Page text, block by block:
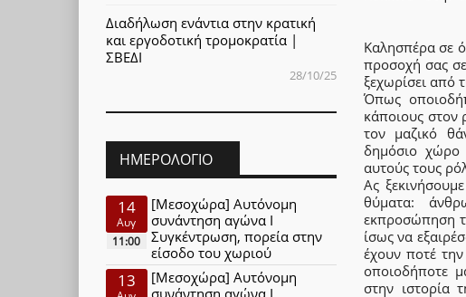
Καλησπέρα σε
προσοχή σας
ξεχωρίσει από
Όπως
κάποιους στον
τον μαζικό
δημόσιο χώρο
αυτούς τους
Ας
θύματα:
εκπροσώπηση
ίσως να
έχουν ποτέ
οποιοδήποτε
στην ιστορία
Διαδήλωση ενάντια στην κρατική
και εργοδοτική τρομοκρατία |
ΣΒΕΔΙ
28/10/25
ΗΜΕΡΟΛΌΓΙΟ
14
Αυγ
11:00
[Μεσοχώρα] Αυτόνομη
συνάντηση αγώνα Ι
Συγκέντρωση, πορεία στην
είσοδο του χωριού
13
[Μεσοχώρα] Αυτόνομη